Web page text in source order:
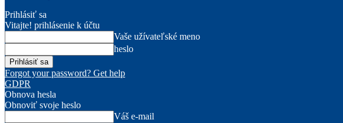
Prihlásiť sa
Vitajte! prihlásenie k účtu
Vaše užívateľské meno
heslo
Forgot your password? Get help
GDPR
Obnova hesla
Obnoviť svoje heslo
Váš e-mail